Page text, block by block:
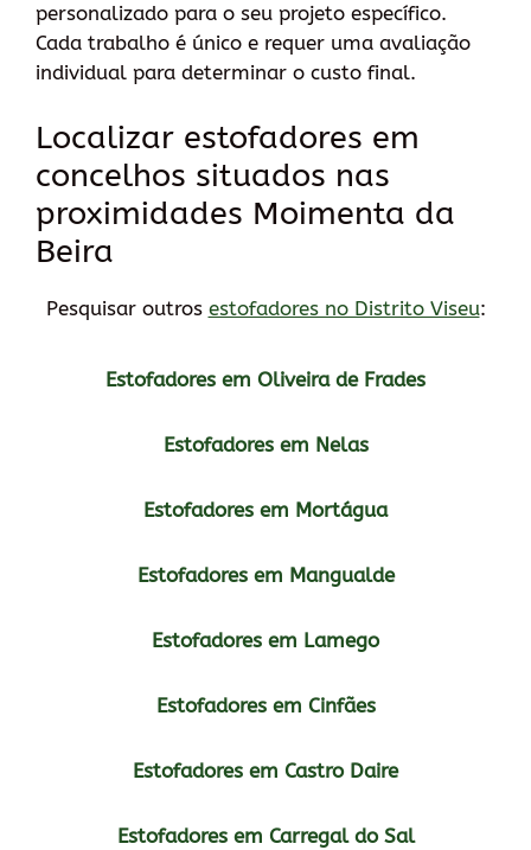
personalizado para o seu projeto específico.
Cada trabalho é único e requer uma avaliação
individual para determinar o custo final.
Localizar estofadores em
concelhos situados nas
proximidades Moimenta da
Beira
Pesquisar outros estofadores no Distrito Viseu:
Estofadores em Oliveira de Frades
Estofadores em Nelas
Estofadores em Mortágua
Estofadores em Mangualde
Estofadores em Lamego
Estofadores em Cinfães
Estofadores em Castro Daire
Estofadores em Carregal do Sal